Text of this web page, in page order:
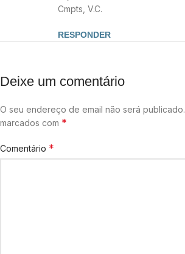
Cmpts, V.C.
RESPONDER
Deixe um comentário
O seu endereço de email não será publicado.
marcados com *
Comentário *